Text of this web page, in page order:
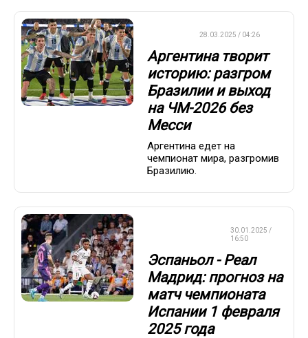
28.03.2025 / 04:26
Аргентина творит
историю: разгром
Бразилии и выход
на ЧМ-2026 без
Месси
Аргентина едет на
чемпионат мира, разгромив
Бразилию.
30.01.2025 /
16:50
Эспаньол - Реал
Мадрид: прогноз на
матч чемпионата
Испании 1 февраля
2025 года